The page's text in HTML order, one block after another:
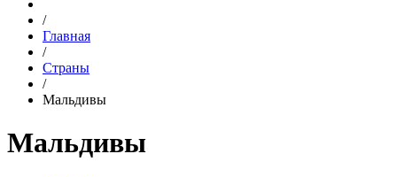
/
Главная
/
Страны
/
Мальдивы
Мальдивы